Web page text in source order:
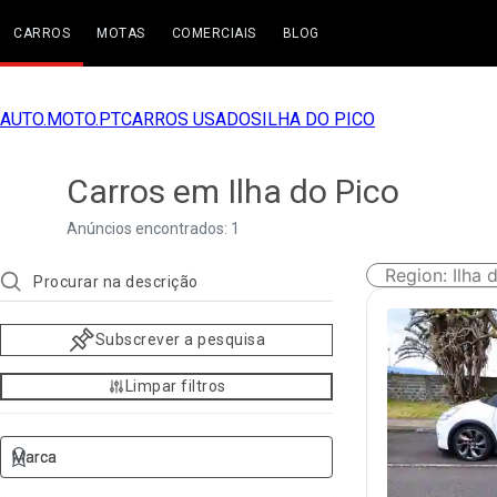
CARROS MOTAS COMERCIAIS BLOG
AUTO.MOTO.PTCARROS USADOSILHA DO PICO
Carros em Ilha do Pico
Anúncios encontrados: 1
Subscrever a pesquisa
Limpar filtros
Marca
Marca
Region: Ilha